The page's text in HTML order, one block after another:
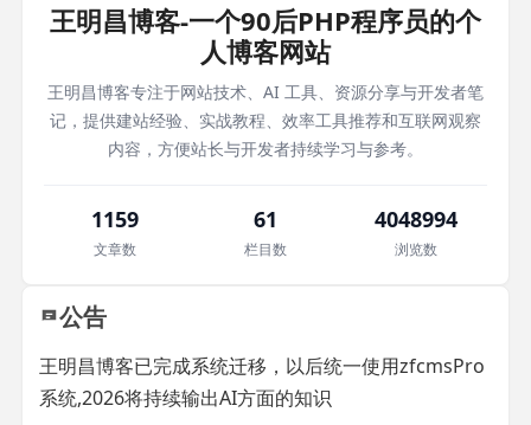
王明昌博客-一个90后PHP程序员的个
人博客网站
王明昌博客专注于网站技术、AI 工具、资源分享与开发者笔
记，提供建站经验、实战教程、效率工具推荐和互联网观察
内容，方便站长与开发者持续学习与参考。
1159
文章数
61
栏目数
4048994
浏览数
公告
王明昌博客已完成系统迁移，以后统一使用zfcmsPro
系统,2026将持续输出AI方面的知识